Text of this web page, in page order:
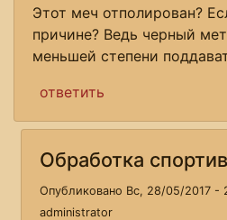
Этот меч отполирован?
причине? Ведь черный
меньшей степени
ответить
Обработка
Опубликовано Вс, 28/05/2017 -
administrator